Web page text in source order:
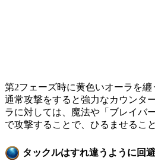
第2フェーズ時に黄色いオーラを
通常攻撃をすると強力なカウンタ
ラに対しては、魔法や「ブレイバ
で攻撃することで、ひるませるこ
タックルはすれ違うように回避